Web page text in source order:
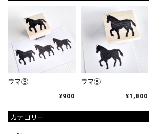
カテゴリー
ウマ③
¥900
ウマ⑤
¥1,800